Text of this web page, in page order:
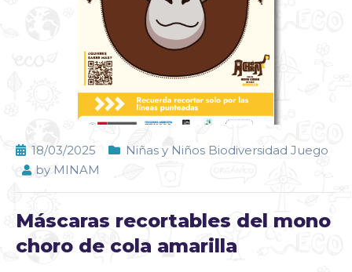
18/03/2025
Niñas y Niños Biodiversidad Juego
by MINAM
Máscaras recortables del mono
choro de cola amarilla